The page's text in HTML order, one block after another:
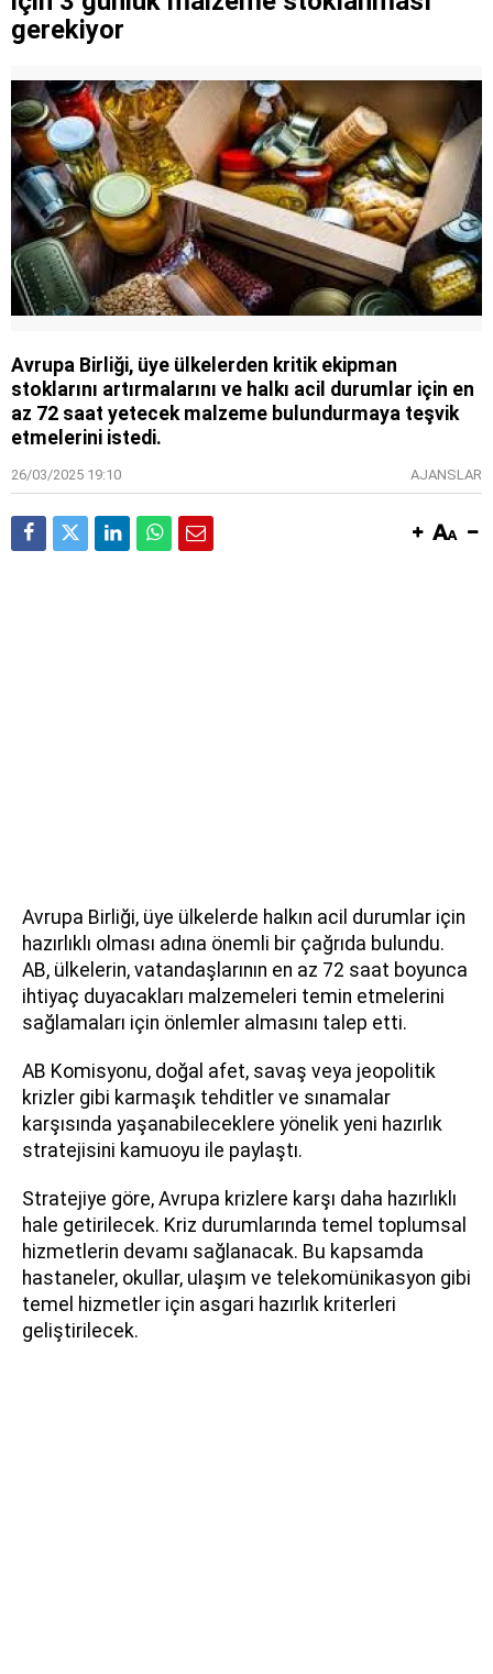
gerekiyor
Avrupa Birliği, üye ülkelerden kritik ekipman
stoklarını artırmalarını ve halkı acil durumlar için en
az 72 saat yetecek malzeme bulundurmaya teşvik
etmelerini istedi.
26/03/2025 19:10 AJANSLAR
Avrupa Birliği, üye ülkelerde halkın acil durumlar için
hazırlıklı olması adına önemli bir çağrıda bulundu.
AB, ülkelerin, vatandaşlarının en az 72 saat boyunca
ihtiyaç duyacakları malzemeleri temin etmelerini
sağlamaları için önlemler almasını talep etti.
AB Komisyonu, doğal afet, savaş veya jeopolitik
krizler gibi karmaşık tehditler ve sınamalar
karşısında yaşanabileceklere yönelik yeni hazırlık
stratejisini kamuoyu ile paylaştı.
Stratejiye göre, Avrupa krizlere karşı daha hazırlıklı
hale getirilecek. Kriz durumlarında temel toplumsal
hizmetlerin devamı sağlanacak. Bu kapsamda
hastaneler, okullar, ulaşım ve telekomünikasyon gibi
temel hizmetler için asgari hazırlık kriterleri
geliştirilecek.